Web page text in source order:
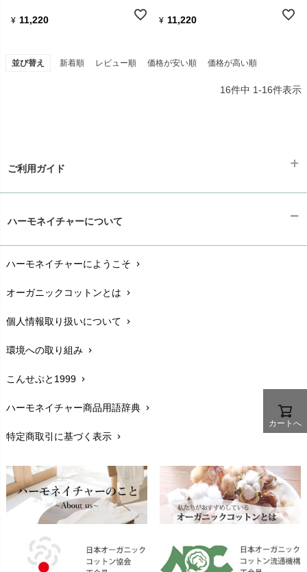
¥ 11,220 ¥ 11,220
並び替え 新着順 レビュー順 価格が安い順 価格が高い順
16件中 1-16件表示
カートへ
ご利用ガイド
配送と送料chevron_right
在庫状況と発送予定chevron_right
サイズ・寸法chevron_right
生地・素材chevron_right
お手入れについて
レビューを書こうchevron_right
返品交換chevron_right
FAXでのご注文
お問い合わせchevron_right
ハーモネイチャーについて
ハーモネイチャーにようこそ chevron_right
オーガニックコットンとは chevron_right
個人情報取り扱いについて chevron_right
環境への取り組み chevron_right
こんせぷと1999 chevron_right
ハーモネイチャー商品用語辞典 chevron_right
特定商取引に基づく表示 chevron_right